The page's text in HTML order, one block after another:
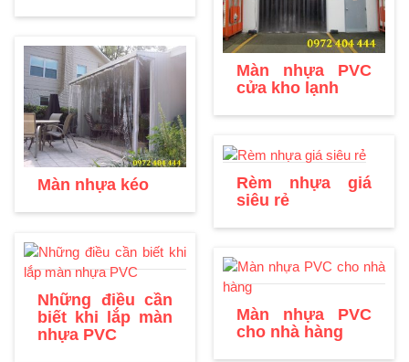
Màn nhựa PVC
cửa kho lạnh
Màn nhựa kéo
Rèm nhựa giá
siêu rẻ
Những điều cần
biết khi lắp màn
nhựa PVC
Màn nhựa PVC
cho nhà hàng